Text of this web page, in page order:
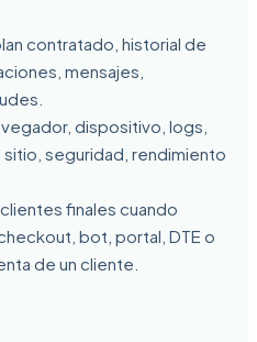
contratado, historial de
mensajes,
dispositivo, logs,
seguridad, rendimiento
finales cuando
bot, portal, DTE o
de un cliente.